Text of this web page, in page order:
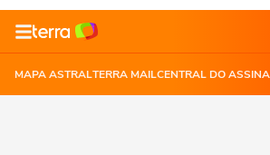
MAPA ASTRALTERRA MAILCENTRAL DO